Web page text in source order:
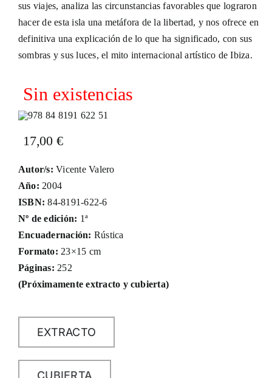
17,00 €
Autor/s:Vicente Valero
Año: 2004
ISBN:84-8191-622-6
Nº de edición: 1ª
Encuadernación: Rústica
Formato: 23×15 cm
Páginas: 252
(Próximamente extracto y cubierta)
EXTRACTO
CUBIERTA
sus viajes, analiza las circunstancias favorables que lograron
hacer de esta isla una metáfora de la libertad, y nos ofrece en
definitiva una explicación de lo que ha significado, con sus
sombras y sus luces, el mito internacional artístico de Ibiza.
Sin existencias